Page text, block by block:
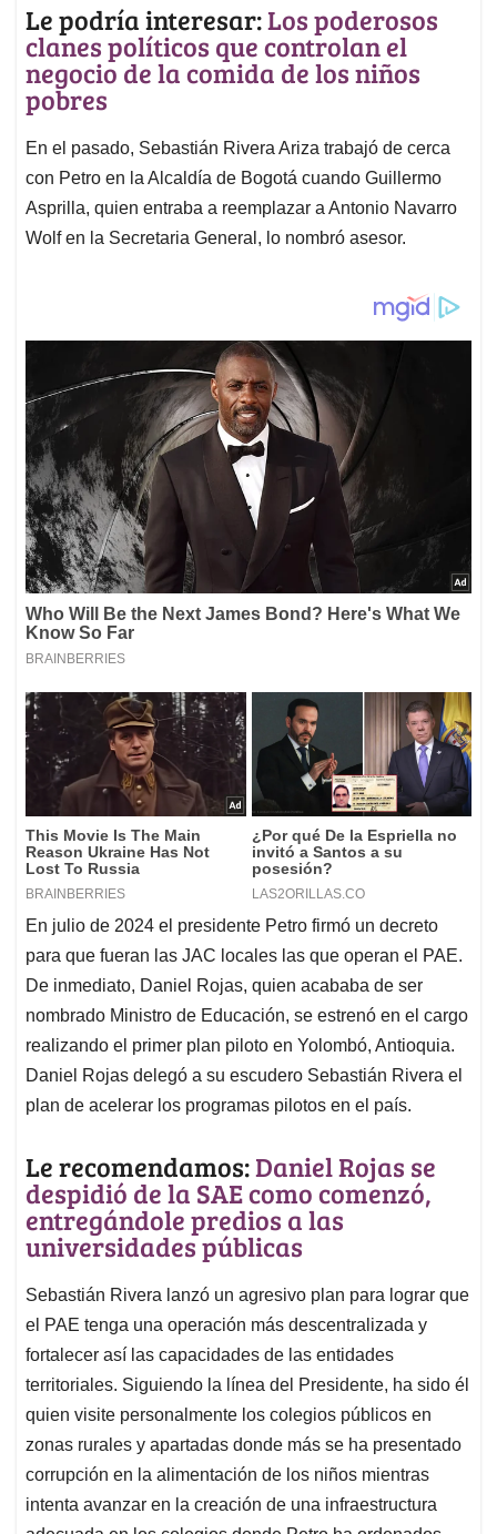
Le podría interesar:Los poderosos
clanes políticos que controlan el
negocio de la comida de los niños
pobres
En el pasado, Sebastián Rivera Ariza trabajó de cerca
con Petro en la Alcaldía de Bogotá cuando Guillermo
Asprilla, quien entraba a reemplazar a Antonio Navarro
Wolf en la Secretaria General, lo nombró asesor.
En julio de 2024 el presidente Petro firmó un decreto
para que fueran las JAC locales las que operan el PAE.
De inmediato, Daniel Rojas, quien acababa de ser
nombrado Ministro de Educación, se estrenó en el cargo
realizando el primer plan piloto en Yolombó, Antioquia.
Daniel Rojas delegó a su escudero Sebastián Rivera el
plan de acelerar los programas pilotos en el país.
Le recomendamos:Daniel Rojas se
despidió de la SAE como comenzó,
entregándole predios a las
universidades públicas
Sebastián Rivera lanzó un agresivo plan para lograr que
el PAE tenga una operación más descentralizada y
fortalecer así las capacidades de las entidades
territoriales. Siguiendo la línea del Presidente, ha sido él
quien visite personalmente los colegios públicos en
zonas rurales y apartadas donde más se ha presentado
corrupción en la alimentación de los niños mientras
intenta avanzar en la creación de una infraestructura